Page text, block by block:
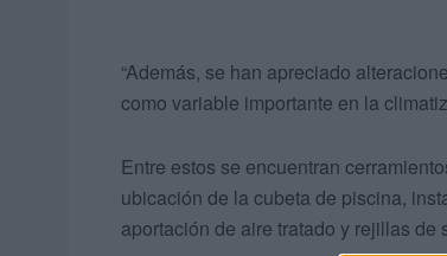
“Además, se han apreciado
como variable importante en la
Entre estos se encuentran
ubicación de la cubeta de piscina,
aportación de aire tratado y rejillas